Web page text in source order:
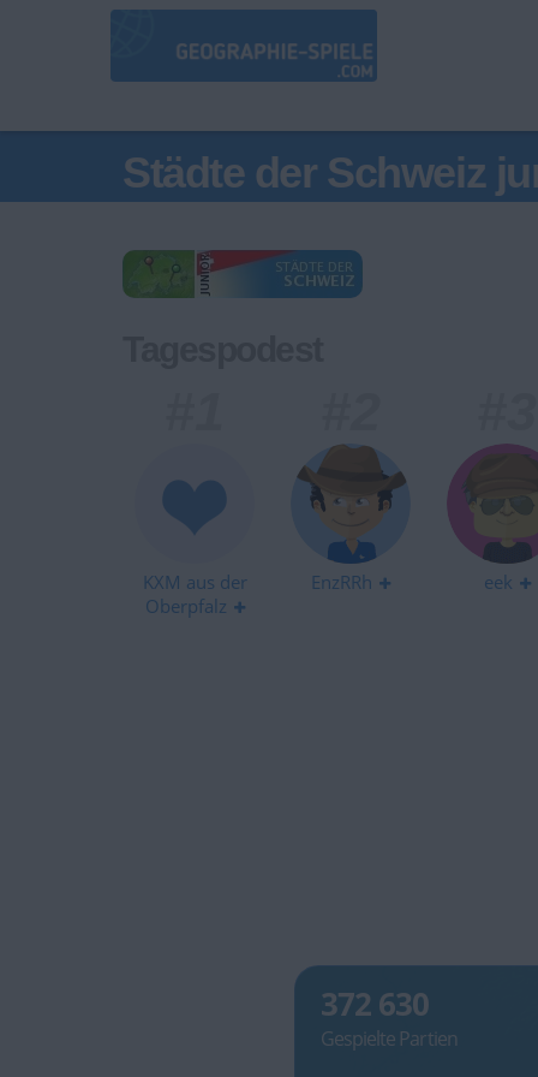
Städte der Schweiz
KXM aus der
Oberpfalz
EnzRRh eek
372 630
Gespielte Partien